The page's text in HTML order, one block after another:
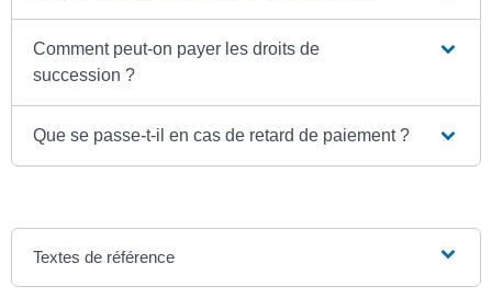
Comment peut-on payer les droits de
succession ?
Que se passe-t-il en cas de retard de paiement ?
Textes de référence